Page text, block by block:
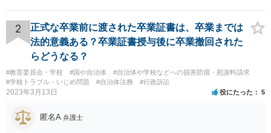
スムースかと思います。
2
正式な卒業前に渡された卒業証書は、卒業までは
法的意義ある？卒業証書授与後に卒業撤回された
らどうなる？
#教育委員会・学校 #国や自治体
#自治体や学校などへの損害賠償・慰謝料請求
#学校トラブル・いじめ問題
#自治体法務 #行政訴訟
2023年3月13日 役にたった 5
匿名A 弁護士